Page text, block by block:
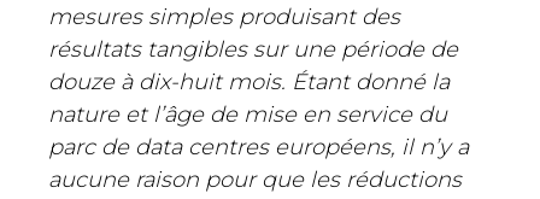
mesures simples produisant des
résultats tangibles sur une période de
douze à dix-huit mois. Étant donné la
nature et l’âge de mise en service du
parc de data centres européens, il n’y a
aucune raison pour que les réductions